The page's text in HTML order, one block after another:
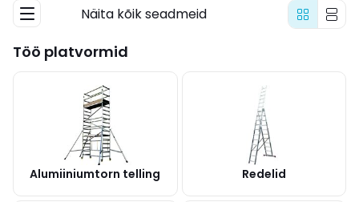
Näita kõik seadmeid
Töö platvormid
Alumiiniumtorn telling Redelid